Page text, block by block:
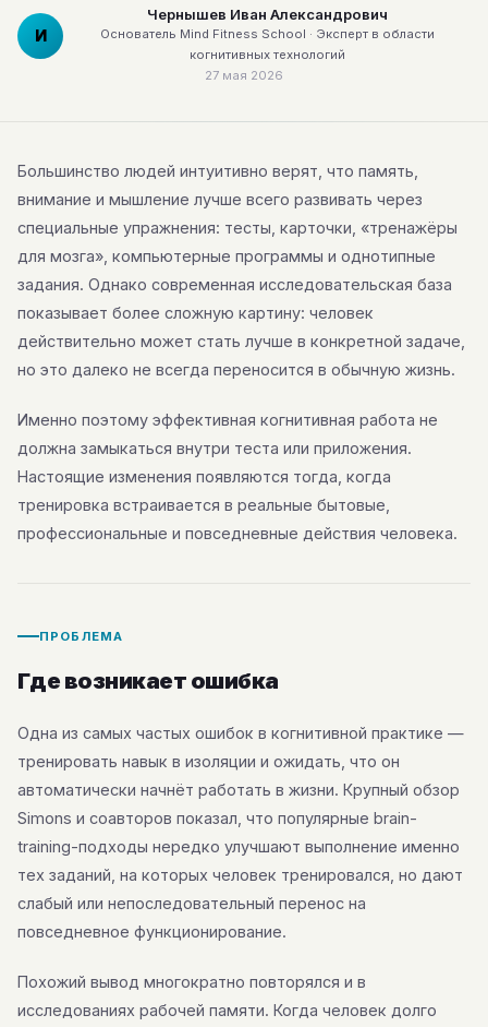
И
Чернышев Иван Александрович
Основатель Mind Fitness School · Эксперт в области
когнитивных технологий
27 мая 2026
Большинство людей интуитивно верят, что память,
внимание и мышление лучше всего развивать через
специальные упражнения: тесты, карточки, «тренажёры
для мозга», компьютерные программы и однотипные
задания. Однако современная исследовательская база
показывает более сложную картину: человек
действительно может стать лучше в конкретной задаче,
но это далеко не всегда переносится в обычную жизнь.
Именно поэтому эффективная когнитивная работа не
должна замыкаться внутри теста или приложения.
Настоящие изменения появляются тогда, когда
тренировка встраивается в реальные бытовые,
профессиональные и повседневные действия человека.
ПРОБЛЕМА
Где возникает ошибка
Одна из самых частых ошибок в когнитивной практике —
тренировать навык в изоляции и ожидать, что он
автоматически начнёт работать в жизни. Крупный обзор
Simons и соавторов показал, что популярные brain-
training-подходы нередко улучшают выполнение именно
тех заданий, на которых человек тренировался, но дают
слабый или непоследовательный перенос на
повседневное функционирование.
Похожий вывод многократно повторялся и в
исследованиях рабочей памяти. Когда человек долго